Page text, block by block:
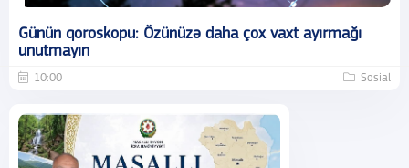
Günün qoroskopu: Özünüzə daha çox vaxt ayırmağı
unutmayın
10:00 Sosial